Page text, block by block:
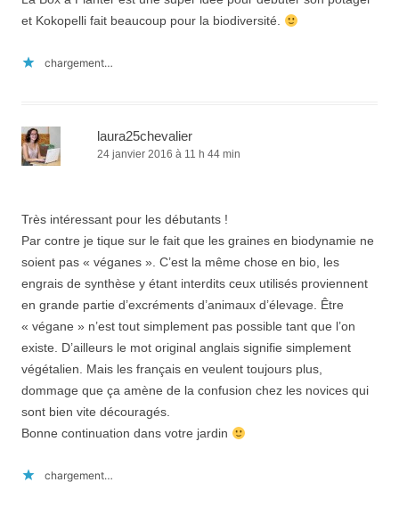
et Kokopelli fait beaucoup pour la biodiversité.
chargement…
laura25chevalier
24 janvier 2016 à 11 h 44 min
Très intéressant pour les débutants !
Par contre je tique sur le fait que les graines en biodynamie ne
soient pas « véganes ». C’est la même chose en bio, les
engrais de synthèse y étant interdits ceux utilisés proviennent
en grande partie d’excréments d’animaux d’élevage. Être
« végane » n’est tout simplement pas possible tant que l’on
existe. D’ailleurs le mot original anglais signifie simplement
végétalien. Mais les français en veulent toujours plus,
dommage que ça amène de la confusion chez les novices qui
sont bien vite découragés.
Bonne continuation dans votre jardin
chargement…